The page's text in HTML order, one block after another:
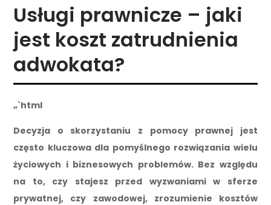
Usługi prawnicze – jaki
jest koszt zatrudnienia
adwokata?
„`html
Decyzja o skorzystaniu z pomocy prawnej jest
często kluczowa dla pomyślnego rozwiązania wielu
życiowych i biznesowych problemów. Bez względu
na to, czy stajesz przed wyzwaniami w sferze
prywatnej, czy zawodowej, zrozumienie kosztów